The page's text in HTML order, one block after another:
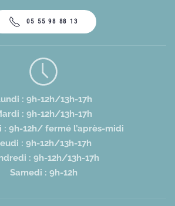
05 55 98 88 13
: 9h-12h/13h-17h
: 9h-12h/13h-17h
: 9h-12h/ fermé l’après-midi
: 9h-12h/13h-17h
: 9h-12h/13h-17h
Samedi : 9h-12h